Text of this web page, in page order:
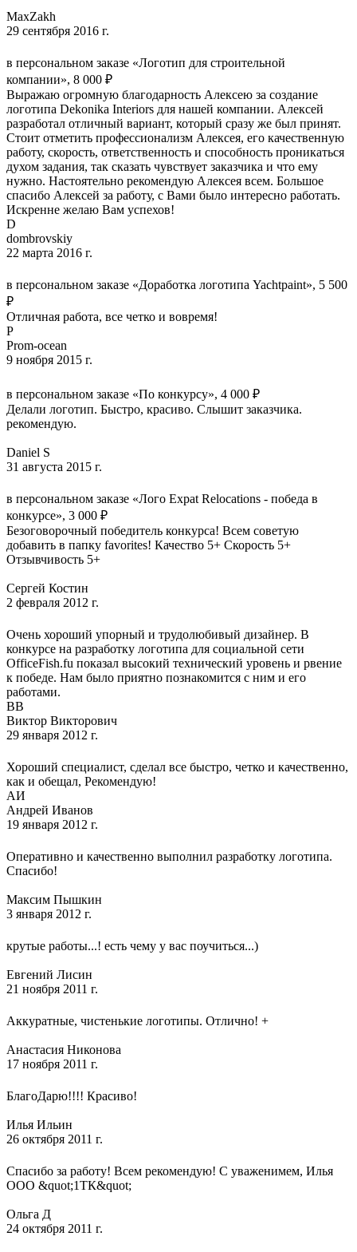
MaxZakh
29 сентября 2016 г.
в персональном заказе «Логотип для строительной
компании», 8 000 ₽
Выражаю огромную благодарность Алексею за создание
логотипа Dekonika Interiors для нашей компании. Алексей
разработал отличный вариант, который сразу же был принят.
Стоит отметить профессионализм Алексея, его качественную
работу, скорость, ответственность и способность проникаться
духом задания, так сказать чувствует заказчика и что ему
нужно. Настоятельно рекомендую Алексея всем. Большое
спасибо Алексей за работу, с Вами было интересно работать.
Искренне желаю Вам успехов!
D
dombrovskiy
22 марта 2016 г.
в персональном заказе «Доработка логотипа Yachtpaint», 5 500
₽
Отличная работа, все четко и вовремя!
P
Prom-ocean
9 ноября 2015 г.
в персональном заказе «По конкурсу», 4 000 ₽
Делали логотип. Быстро, красиво. Слышит заказчика.
рекомендую.
Daniel S
31 августа 2015 г.
в персональном заказе «Лого Expat Relocations - победа в
конкурсе», 3 000 ₽
Безоговорочный победитель конкурса! Всем советую
добавить в папку favorites! Качество 5+ Скорость 5+
Отзывчивость 5+
Сергей Костин
2 февраля 2012 г.
Очень хороший упорный и трудолюбивый дизайнер. В
конкурсе на разработку логотипа для социальной сети
OfficeFish.fu показал высокий технический уровень и рвение
к победе. Нам было приятно познакомится с ним и его
работами.
ВВ
Виктор Викторович
29 января 2012 г.
Хороший специалист, сделал все быстро, четко и качественно,
как и обещал, Рекомендую!
АИ
Андрей Иванов
19 января 2012 г.
Оперативно и качественно выполнил разработку логотипа.
Спасибо!
Максим Пышкин
3 января 2012 г.
крутые работы...! есть чему у вас поучиться...)
Евгений Лисин
21 ноября 2011 г.
Аккуратные, чистенькие логотипы. Отлично! +
Анастасия Никонова
17 ноября 2011 г.
БлагоДарю!!!! Красиво!
Илья Ильин
26 октября 2011 г.
Спасибо за работу! Всем рекомендую! С уваженимем, Илья
ООО &quot;1ТК&quot;
Ольга Д
24 октября 2011 г.